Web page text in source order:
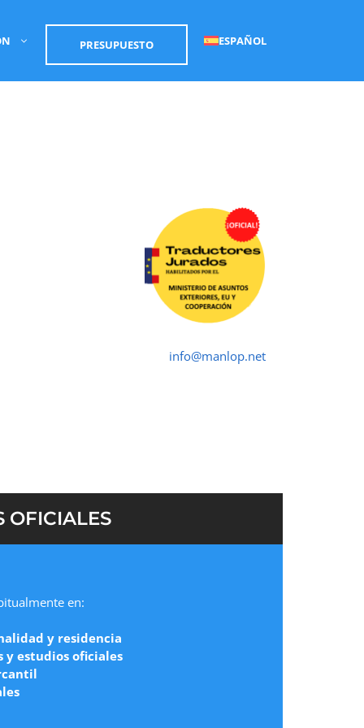
PRESUPUESTO ESPAÑOL
info@manlop.net
OFICIALES
en:
y residencia
y estudios oficiales